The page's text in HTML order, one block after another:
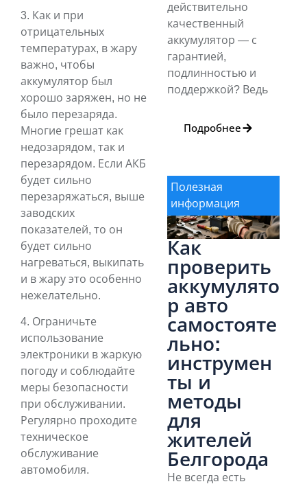
3. Как и при
отрицательных
температурах, в жару
важно, чтобы
аккумулятор был
хорошо заряжен, но не
было перезаряда.
Многие грешат как
недозарядом, так и
перезарядом. Если АКБ
будет сильно
перезаряжаться, выше
заводских
показателей, то он
будет сильно
нагреваться, выкипать
и в жару это особенно
нежелательно.
4. Ограничьте
использование
электроники в жаркую
погоду и соблюдайте
меры безопасности
при обслуживании.
Регулярно проходите
техническое
обслуживание
автомобиля.
действительно
качественный
аккумулятор — с
гарантией,
подлинностью и
поддержкой? Ведь
Подробнее
Полезная
информация
Как
проверить
аккумулято
р авто
самостояте
льно:
инструмен
ты и
методы
для
жителей
Белгорода
Не всегда есть